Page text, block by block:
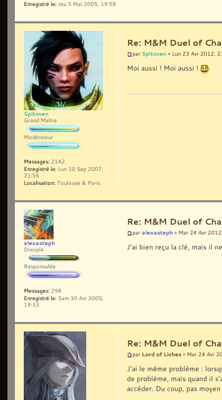
Enregistré le: Jeu 5 Mai 2005, 19:58
Re: M&M Duel of
par Spitoven » Lun 23 Avr 2012,
Moi aussi ! Moi aussi !
Spitoven
Grand Maître
Modérateur
Messages: 2142
Enregistré le: Lun 10 Sep 2007,
21:56
Localisation: Toulouse & Paris
Re: M&M Duel of
par alexasteph » Mar 24 Avr
J'ai bien reçu la clé, mais il
alexasteph
Disciple
Responsable
Messages: 298
Enregistré le: Sam 30 Avr 2005,
19:33
Re: M&M Duel of
par Lord of Liches » Mar 24 Avr
J'ai le même problème :
de problème, mais quand il
accéder. Du coup, pas